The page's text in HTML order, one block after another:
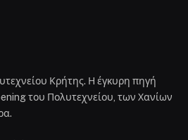
Κρήτης. Η έγκυρη πηγή
του Πολυτεχνείου, των Χανίων